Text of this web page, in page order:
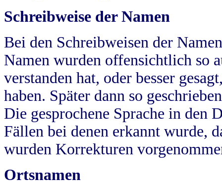
Schreibweise der Namen
Bei den Schreibweisen der
Namen wurden offensichtlich so
verstanden hat, oder besser
haben. Später dann so
Die gesprochene Sprache in
Fällen bei denen erkannt wurde,
wurden Korrekturen
Ortsnamen